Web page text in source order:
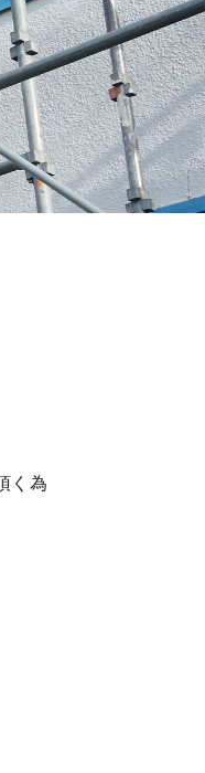
く為